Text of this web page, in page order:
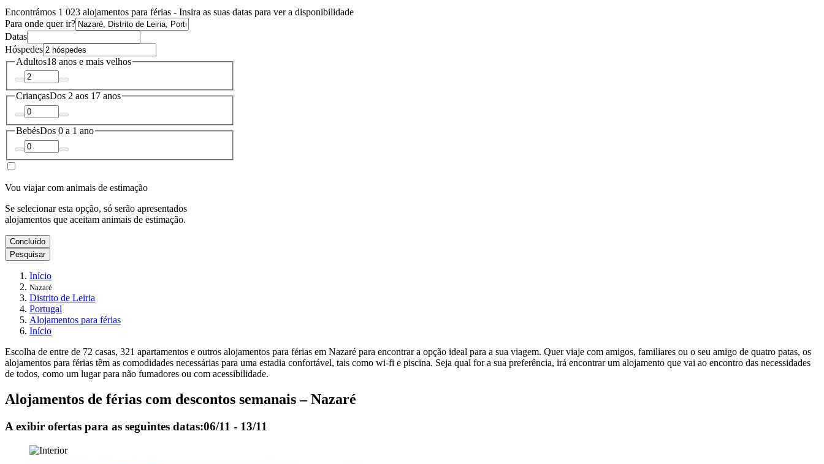
Encontrámos 1 023 alojamentos para férias - Insira as suas datas para ver a disponibilidade
Para onde quer ir?
Datas
Hóspedes
Adultos18 anos e mais velhos
CriançasDos 2 aos 17 anos
BebésDos 0 a 1 ano
Vou viajar com animais de estimação
Se selecionar esta opção, só serão apresentados
alojamentos que aceitam animais de estimação.
Concluído
Pesquisar
Início
Nazaré
Distrito de Leiria
Portugal
Alojamentos para férias
Início
Escolha de entre de 72 casas, 321 apartamentos e outros alojamentos para férias em Nazaré para encontrar a opção ideal para a sua viagem. Quer viaje com amigos, familiares ou o seu amigo de quatro patas, os
alojamentos para férias têm as comodidades necessárias para uma estadia confortável, tais como wi-fi e piscina. Seja qual for a sua preferência, irá encontrar um alojamento que vai ao encontro das necessidades
de todos, como um lugar para não fumadores ou com acessibilidade.
Alojamentos de férias com descontos semanais – Nazaré
A exibir ofertas para as seguintes datas:06/11 - 13/11